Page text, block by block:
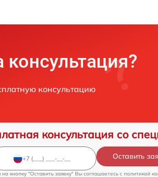
консультацию
консультация со
Оставить
кнопку "Оставить заявку" Вы соглашаетесь c политикой